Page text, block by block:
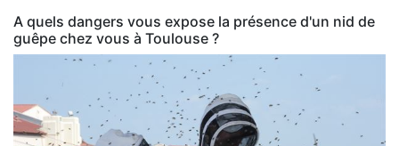
A quels dangers vous expose la présence d'un nid de
guêpe chez vous à Toulouse ?